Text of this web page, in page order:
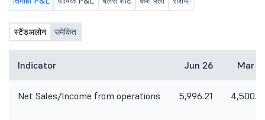
स्टैंडअलोन समेकित
Indicator Jun 26 Mar
Net Sales/Income from operations 5,996.21